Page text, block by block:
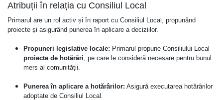
Atribuții în relația cu Consiliul Local
Primarul are un rol activ și în raport cu Consiliul Local, propunând
proiecte și asigurând punerea în aplicare a deciziilor.
Propuneri legislative locale: Primarul propune Consiliului Local
proiecte de hotărâri, pe care le consideră necesare pentru bunul
mers al comunității.
Punerea în aplicare a hotărârilor: Asigură executarea hotărârilor
adoptate de Consiliul Local.